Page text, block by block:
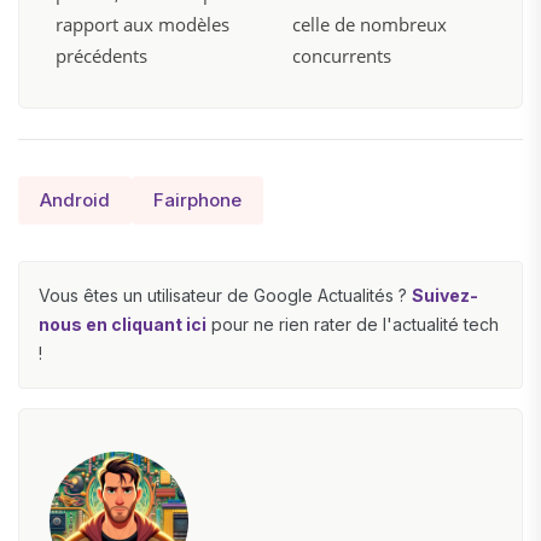
rapport aux modèles
précédents
celle de nombreux
concurrents
Android Fairphone
Vous êtes un utilisateur de Google Actualités ? Suivez-
nous en cliquant ici pour ne rien rater de l'actualité tech
!